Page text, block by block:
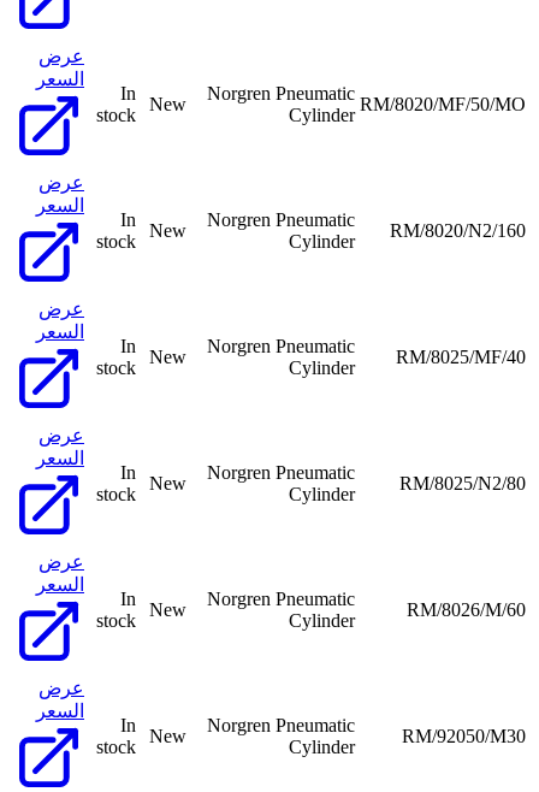
RM/8020/MF/50/MO
Norgren Pneumatic
Cylinder
New
In
stock
عرض
السعر
RM/8020/N2/160
Norgren Pneumatic
Cylinder
New
In
stock
عرض
السعر
RM/8025/MF/40
Norgren Pneumatic
Cylinder
New
In
stock
عرض
السعر
RM/8025/N2/80
Norgren Pneumatic
Cylinder
New
In
stock
عرض
السعر
RM/8026/M/60
Norgren Pneumatic
Cylinder
New
In
stock
عرض
السعر
RM/92050/M30
Norgren Pneumatic
Cylinder
New
In
stock
عرض
السعر